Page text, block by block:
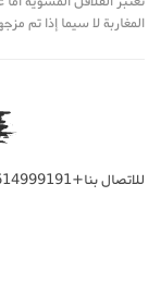
المغاربة لا سيما إذا تم
للاتصال بنا+212614999191